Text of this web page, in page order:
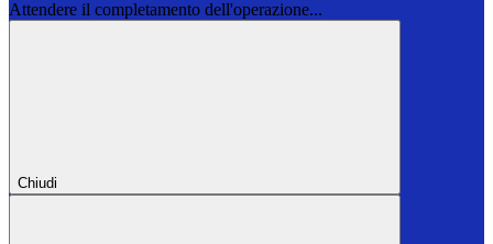
Attendere il completamento dell'operazione...
Chiudi